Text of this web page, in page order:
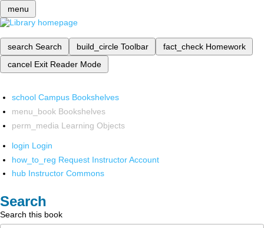
menu
search Search build_circle Toolbar fact_check Homework
cancel Exit Reader Mode
school Campus Bookshelves
menu_book Bookshelves
perm_media Learning Objects
login Login
how_to_reg Request Instructor Account
hub Instructor Commons
Search
Search this book